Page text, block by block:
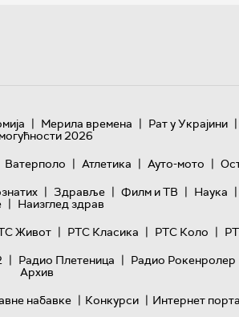
| Мерила времена | Рат у Украјини |
2026
Ватерполо | Атлетика | Ауто-мото |
| Здравље | Филм и ТВ | Наука |
| Наизглед здрав
Живот | РТС Класика | РТС Коло |
| Радио Плетеница | Радио Рокенролер
Архив
набавке | Конкурси | Интернет